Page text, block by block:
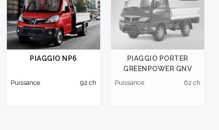
PIAGGIO NP6
Puissance 92 ch
PIAGGIO PORTER
GREENPOWER GNV
Puissance 62 ch